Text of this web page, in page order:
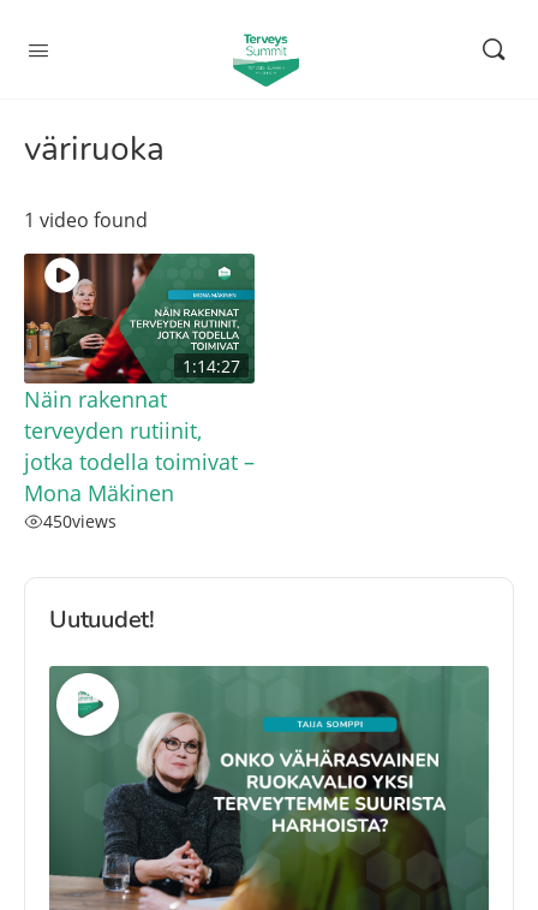
väriruoka
1 video found
1:14:27
Näin rakennat
terveyden rutiinit,
jotka todella toimivat –
Mona Mäkinen
450views
Uutuudet!